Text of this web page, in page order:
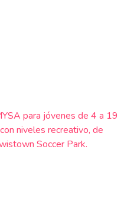
para jóvenes de 4 a 19
niveles recreativo, de
Soccer Park.